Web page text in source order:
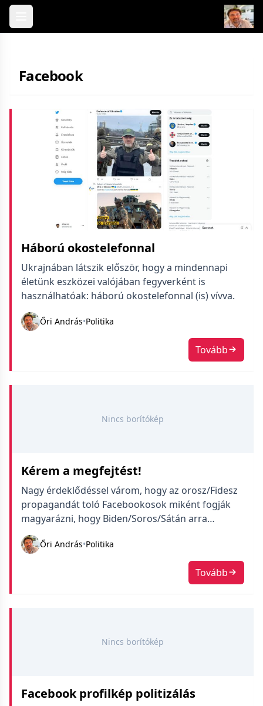
Skip to content
Facebook
Háború okostelefonnal
Ukrajnában látszik először, hogy a mindennapi
életünk eszközei valójában fegyverként is
használhatóak: háború okostelefonnal (is) vívva.
Őri András•Politika
Tovább
Nincs borítókép
Kérem a megfejtést!
Nagy érdeklődéssel várom, hogy az orosz/Fidesz
propagandát toló Facebookosok miként fogják
magyarázni, hogy Biden/Soros/Sátán arra
kényszeríti Szent Putyint, hogy bombázzon egy
atomerőművet.
Őri András•Politika
Tovább
Nincs borítókép
Facebook profilkép politizálás